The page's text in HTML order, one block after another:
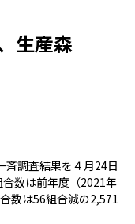
生産森
斉調査結果を４月24日
数は前年度（2021年
数は56組合減の2,571